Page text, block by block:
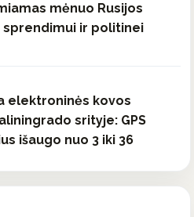
mėnuo Rusijos
ir politinei
elektroninės kovos
srityje: GPS
išaugo nuo 3 iki 36